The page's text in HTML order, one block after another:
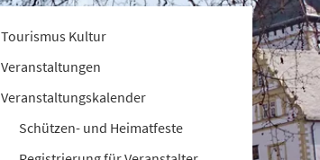
Tourismus Kultur
Veranstaltungen
Veranstaltungskalender
Schützen- und Heimatfeste